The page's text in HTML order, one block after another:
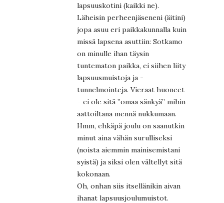
lapsuuskotini (kaikki ne).
Läheisin perheenjäseneni (äitini)
jopa asuu eri paikkakunnalla kuin
missä lapsena asuttiin: Sotkamo
on minulle ihan täysin
tuntematon paikka, ei siihen liity
lapsuusmuistoja ja -
tunnelmointeja. Vieraat huoneet
– ei ole sitä ”omaa sänkyä” mihin
aattoiltana mennä nukkumaan.
Hmm, ehkäpä joulu on saanutkin
minut aina vähän surulliseksi
(noista aiemmin mainisemistani
syistä) ja siksi olen vältellyt sitä
kokonaan.
Oh, onhan siis itsellänikin aivan
ihanat lapsuusjoulumuistot.